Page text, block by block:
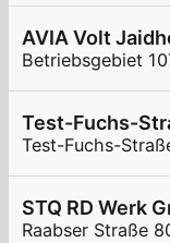
AVIA Volt
Betriebsgebiet
Test-Fuchs-
Test-Fuchs-
STQ RD Werk
Raabser Straße